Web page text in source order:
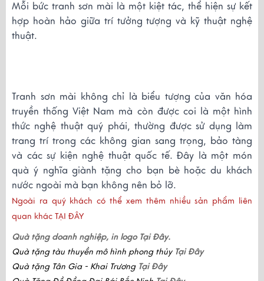
Mỗi bức tranh sơn mài là một kiệt tác, thể hiện sự kết
hợp hoàn hảo giữa trí tưởng tượng và kỹ thuật nghệ
thuật.
Tranh sơn mài không chỉ là biểu tượng của văn hóa
truyền thống Việt Nam mà còn được coi là một hình
thức nghệ thuật quý phái, thường được sử dụng làm
trang trí trong các không gian sang trọng, bảo tàng
và các sự kiện nghệ thuật quốc tế. Đây là một món
quà ý nghĩa giành tặng cho bạn bè hoặc du khách
nước ngoài mà bạn không nên bỏ lỡ.
Ngoài ra quý khách có thể xem thêm nhiều sản phẩm liên
quan khác TẠI ĐÂY
Quà tặng doanh nghiệp, in logo Tại Đây.
Quà tặng tàu thuyền mô hình phong thủy Tại Đây
Quà tặng Tân Gia - Khai Trương Tại Đây